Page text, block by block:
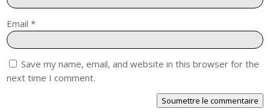
Email*
Save my name, email, and website in this browser for the
next time I comment.
Soumettre le commentaire